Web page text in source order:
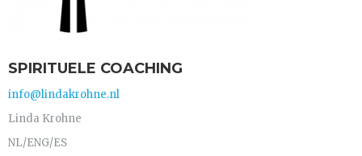
SPIRITUELE COACHING
info@lindakrohne.nl
Linda Krohne
NL/ENG/ES